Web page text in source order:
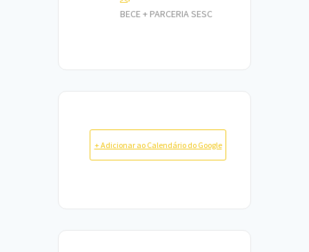
BECE + PARCERIA SESC
+ Adicionar ao Calendário do Google